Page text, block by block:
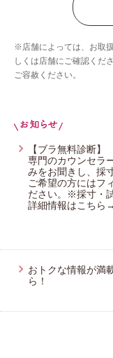
ワコール_マタニテ
CW-X
アンフィ
※店舗によっては、お取
しくは店舗にご確認くだ
ご容赦ください。
【ブラ無料診断】
専門のカウンセラ
みをお聞きし、採
ご希望の方にはフ
ださい。※採寸・
詳細情報はこちら→
おトクな情報が満
ら！